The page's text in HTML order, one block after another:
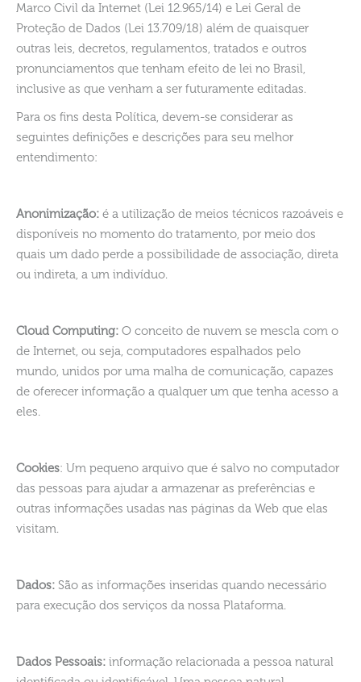
Marco Civil da Internet (Lei 12.965/14) e Lei Geral de
Proteção de Dados (Lei 13.709/18) além de quaisquer
outras leis, decretos, regulamentos, tratados e outros
pronunciamentos que tenham efeito de lei no Brasil,
inclusive as que venham a ser futuramente editadas.
Para os fins desta Política, devem-se considerar as
seguintes definições e descrições para seu melhor
entendimento:
Anonimização: é a utilização de meios técnicos razoáveis e
disponíveis no momento do tratamento, por meio dos
quais um dado perde a possibilidade de associação, direta
ou indireta, a um indivíduo.
Cloud Computing: O conceito de nuvem se mescla com o
de Internet, ou seja, computadores espalhados pelo
mundo, unidos por uma malha de comunicação, capazes
de oferecer informação a qualquer um que tenha acesso a
eles.
Cookies: Um pequeno arquivo que é salvo no computador
das pessoas para ajudar a armazenar as preferências e
outras informações usadas nas páginas da Web que elas
visitam.
Dados: São as informações inseridas quando necessário
para execução dos serviços da nossa Plataforma.
Dados Pessoais: informação relacionada a pessoa natural